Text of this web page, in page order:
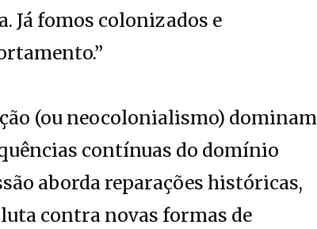
Já fomos colonizados e
(ou neocolonialismo) dominam
contínuas do domínio
aborda reparações históricas,
contra novas formas de